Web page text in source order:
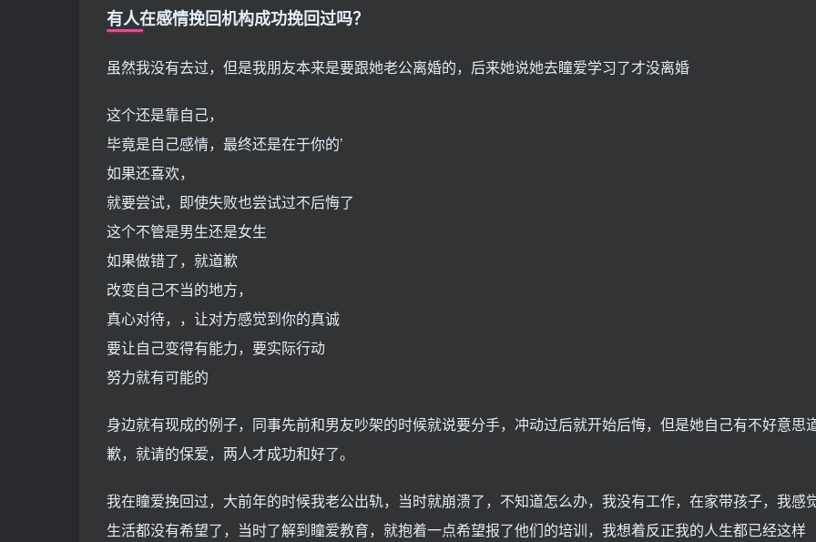
有人在感情挽回机构成功挽回过吗？
虽然我没有去过，但是我朋友本来是要跟她老公离婚的，后来她说她去瞳爱学习了才没离婚
这个还是靠自己，
毕竟是自己感情，最终还是在于你的’
如果还喜欢，
就要尝试，即使失败也尝试过不后悔了
这个不管是男生还是女生
如果做错了，就道歉
改变自己不当的地方，
真心对待，，让对方感觉到你的真诚
要让自己变得有能力，要实际行动
努力就有可能的
身边就有现成的例子，同事先前和男友吵架的时候就说要分手，冲动过后就开始后悔，但是她自己有不好意思
歉，就请的保爱，两人才成功和好了。
我在瞳爱挽回过，大前年的时候我老公出轨，当时就崩溃了，不知道怎么办，我没有工作，在家带孩子，我感
生活都没有希望了，当时了解到瞳爱教育，就抱着一点希望报了他们的培训，我想着反正我的人生都已经这样